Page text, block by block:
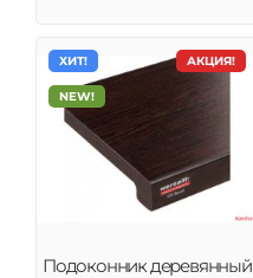
АКЦИЯ!
ХИТ!
NEW!
Подоконник деревянный